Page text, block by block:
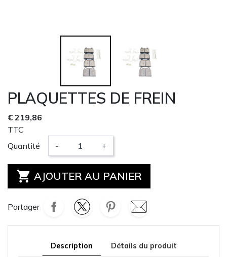
PLAQUETTES DE FREIN
€ 219,86
TTC
Quantité
- +
 AJOUTER AU PANIER
Partager
Description Détails du produit